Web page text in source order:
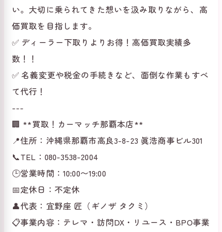
い。大切に乗られてきた想いを汲み取りながら、高
価買取を目指します。
✅ ディーラー下取りよりお得！高価買取実績多
数！！
✅ 名義変更や税金の手続きなど、面倒な作業もすべ
て代行！
---
🏢 **買取！カーマッチ那覇本店**
📍住所：沖縄県那覇市高良3-8-23 眞浩商事ビル301
📞TEL：080-3538-2004
🕒営業時間：10:00〜19:00
📅定休日：不定休
👤代表：宜野座 匠（ギノザ タクミ）
📋事業内容：テレマ・訪問DX・リユース・BPO事業